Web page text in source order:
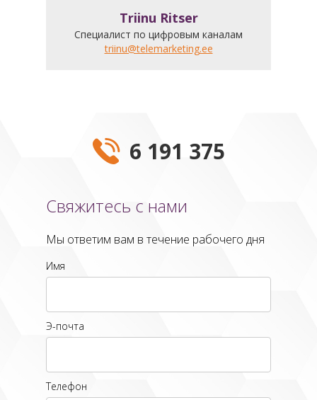
Triinu Ritser
Специалист по цифровым каналам
triinu@telemarketing.ee
Свяжитесь с нами
Мы ответим вам в течение рабочего дня
Имя
Э-почта
Телефон
6 191 375